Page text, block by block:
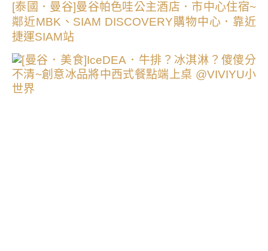
[泰國．曼谷]曼谷帕色哇公主酒店．市中心住宿~
鄰近MBK、SIAM DISCOVERY購物中心．靠近
捷運SIAM站